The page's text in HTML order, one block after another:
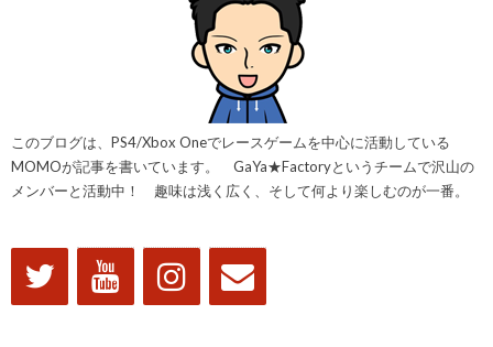
このブログは、PS4/Xbox Oneでレースゲームを中心に活動している
MOMOが記事を書いています。 GaYa★Factoryというチームで沢山の
メンバーと活動中！ 趣味は浅く広く、そして何より楽しむのが一番。